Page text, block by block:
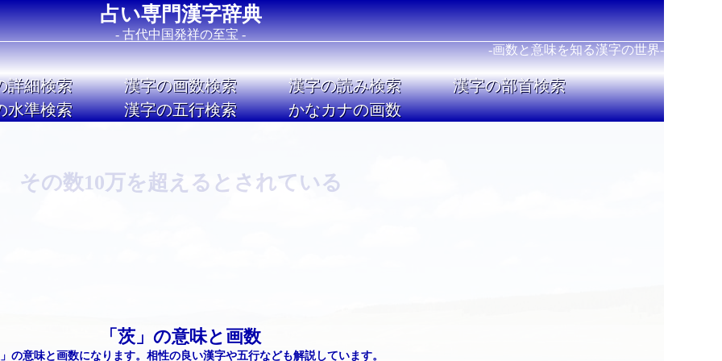
占い専門漢字辞典
- 古代中国発祥の至宝 -
-画数と意味を知る漢字の世界-
詳細検索 漢字の画数検索 漢字の読み検索
漢字の部首検索
水準検索
漢字の五行検索 かなカナの画数
その数10万を超えるとされている
「茨」の意味と画数
の意味と画数になります。相性の良い漢字や五行なども解説しています。